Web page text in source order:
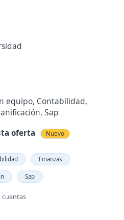
equipo, Contabilidad,
Sap
oferta
Nuevo
Finanzas
Sap
cuentas